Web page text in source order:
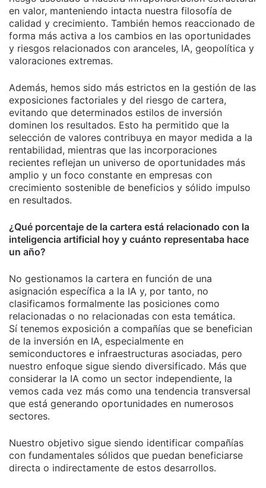
en valor, manteniendo intacta nuestra filosofía de
calidad y crecimiento. También hemos reaccionado de
forma más activa a los cambios en las oportunidades
y riesgos relacionados con aranceles, IA, geopolítica y
valoraciones extremas.
Además, hemos sido más estrictos en la gestión de las
exposiciones factoriales y del riesgo de cartera,
evitando que determinados estilos de inversión
dominen los resultados. Esto ha permitido que la
selección de valores contribuya en mayor medida a la
rentabilidad, mientras que las incorporaciones
recientes reflejan un universo de oportunidades más
amplio y un foco constante en empresas con
crecimiento sostenible de beneficios y sólido impulso
en resultados.
¿Qué porcentaje de la cartera está relacionado con la
inteligencia artificial hoy y cuánto representaba hace
un año?
No gestionamos la cartera en función de una
asignación específica a la IA y, por tanto, no
clasificamos formalmente las posiciones como
relacionadas o no relacionadas con esta temática.
Sí tenemos exposición a compañías que se benefician
de la inversión en IA, especialmente en
semiconductores e infraestructuras asociadas, pero
nuestro enfoque sigue siendo diversificado. Más que
considerar la IA como un sector independiente, la
vemos cada vez más como una tendencia transversal
que está generando oportunidades en numerosos
sectores.
Nuestro objetivo sigue siendo identificar compañías
con fundamentales sólidos que puedan beneficiarse
directa o indirectamente de estos desarrollos.